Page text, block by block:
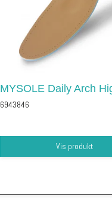
MYSOLE Daily Arch
6943846
Vis produkt